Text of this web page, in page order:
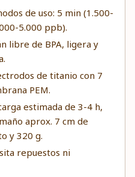
de uso: 5 min (1.500-
5.000 ppb).
libre de BPA, ligera y
de titanio con 7
PEM.
estimada de 3-4 h,
aprox. 7 cm de
y 320 g.
repuestos ni